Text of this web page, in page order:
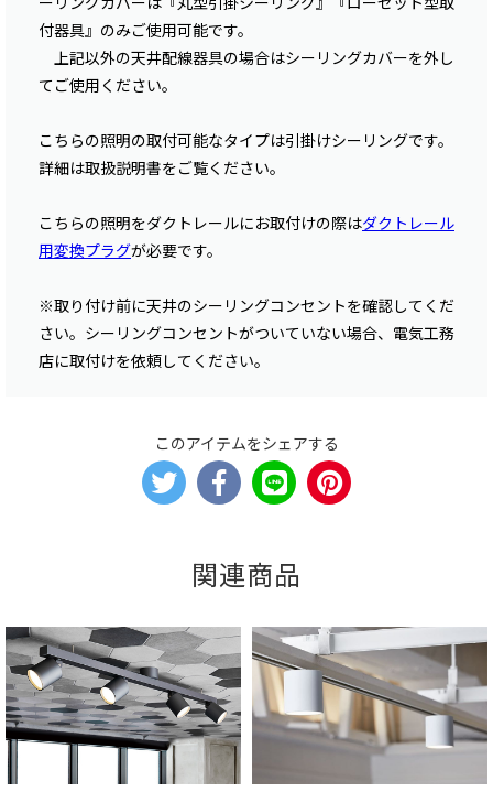
付器具』のみご使用可能です。
上記以外の天井配線器具の場合はシーリングカバーを外し
てご使用ください。
こちらの照明の取付可能なタイプは引掛けシーリングです。
詳細は取扱説明書をご覧ください。
こちらの照明をダクトレールにお取付けの際はダクトレール
用変換プラグが必要です。
※取り付け前に天井のシーリングコンセントを確認してくだ
さい。シーリングコンセントがついていない場合、電気工務
店に取付けを依頼してください。
このアイテムをシェアする
関連商品